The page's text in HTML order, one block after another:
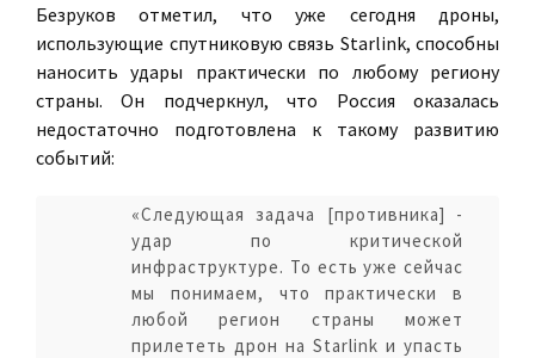
Безруков отметил, что уже сегодня дроны,
использующие спутниковую связь Starlink, способны
наносить удары практически по любому региону
страны. Он подчеркнул, что Россия оказалась
недостаточно подготовлена к такому развитию
событий:
«Следующая задача [противника] -
удар по критической
инфраструктуре. То есть уже сейчас
мы понимаем, что практически в
любой регион страны может
прилететь дрон на Starlink и упасть